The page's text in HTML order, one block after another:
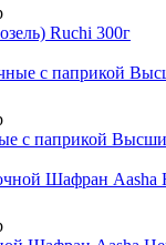
Ruchi 300г
с паприкой